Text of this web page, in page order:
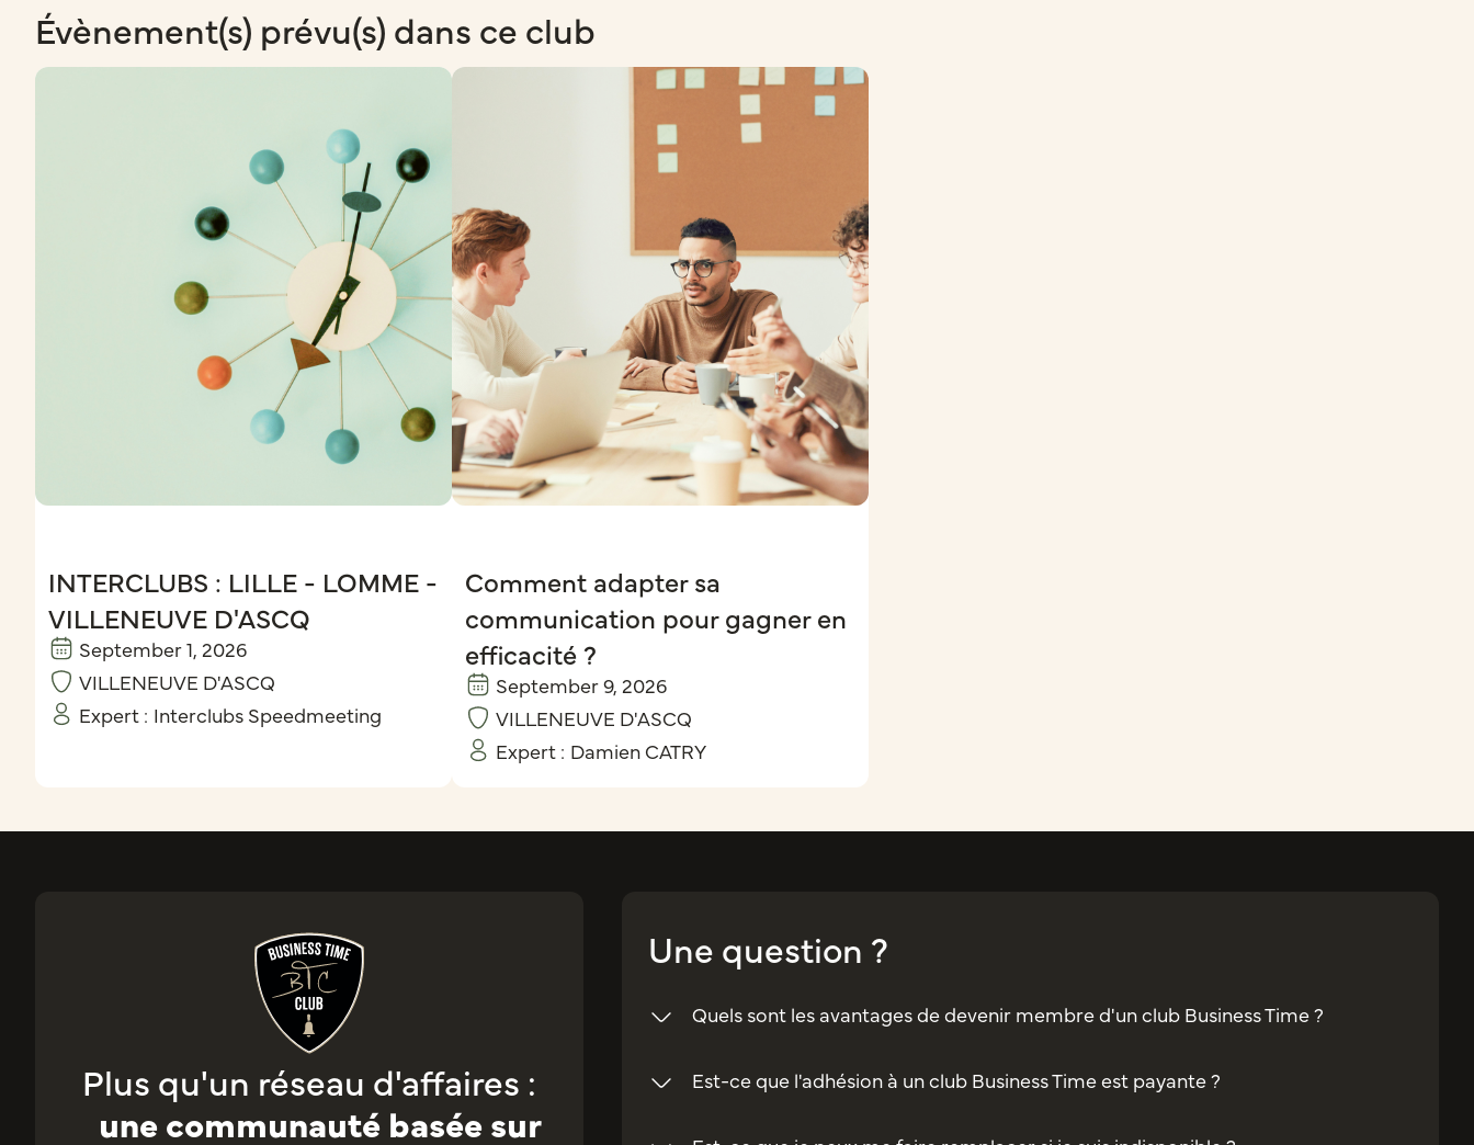
Évènement(s) prévu(s) dans ce club
INTERCLUBS : LILLE - LOMME -
VILLENEUVE D'ASCQ
September 1, 2026
VILLENEUVE D'ASCQ
Expert : Interclubs Speedmeeting
Comment adapter sa
communication pour gagner en
efficacité ?
September 9, 2026
VILLENEUVE D'ASCQ
Expert : Damien CATRY
Plus qu'un réseau d'affaires :
une communauté basée sur
Une question ?
Quels sont les avantages de devenir membre d'un club Business Time ?
Est-ce que l'adhésion à un club Business Time est payante ?